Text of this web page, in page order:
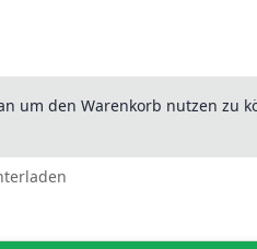
um den Warenkorb nutzen zu